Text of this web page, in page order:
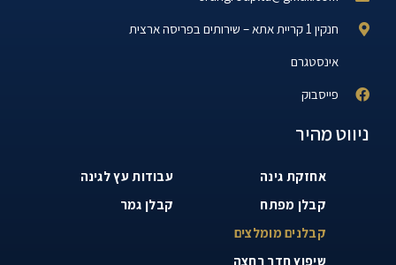
חנקין 1 קריית אתא – שירותים בפריסה ארצית
אינסטגרם
פייסבוק
ניווט מהיר
אחזקת גינה
עבודות עץ לגינה
קבלן מפתח
קבלן גמר
קבלנים מומלצים
שיפוץ חדר רחצה